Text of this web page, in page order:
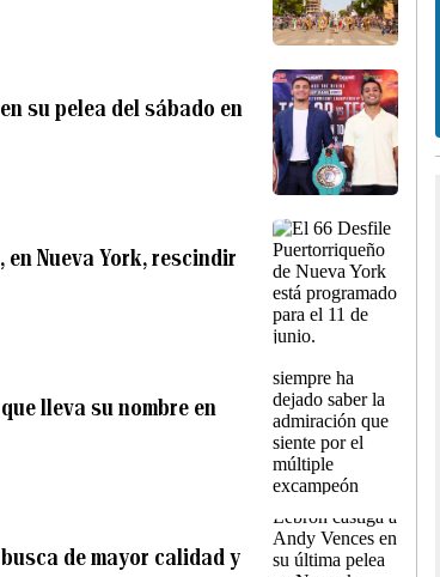
su pelea del sábado en
Nueva York, rescindir
lleva su nombre en
de mayor calidad y